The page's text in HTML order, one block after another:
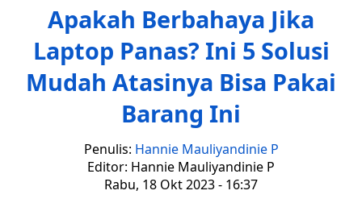
Apakah Berbahaya Jika
Laptop Panas? Ini 5 Solusi
Mudah Atasinya Bisa Pakai
Barang Ini
Penulis: Hannie Mauliyandinie P
Editor: Hannie Mauliyandinie P
Rabu, 18 Okt 2023 - 16:37